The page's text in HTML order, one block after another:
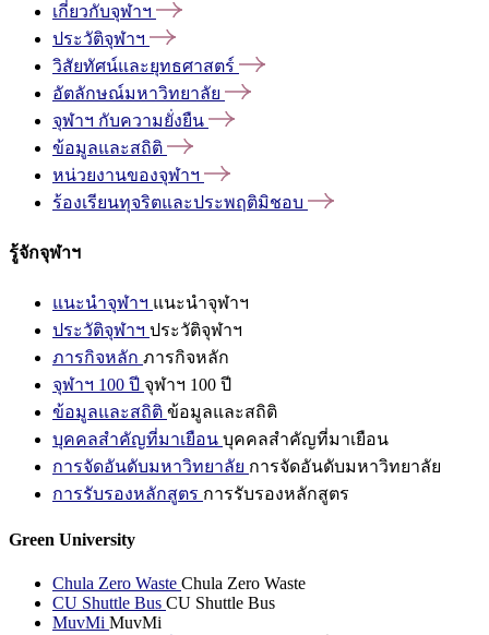
เกี่ยวกับจุฬาฯ
ประวัติจุฬาฯ
วิสัยทัศน์และยุทธศาสตร์
อัตลักษณ์มหาวิทยาลัย
จุฬาฯ กับความยั่งยืน
ข้อมูลและสถิติ
หน่วยงานของจุฬาฯ
ร้องเรียนทุจริตและประพฤติมิชอบ
รู้จักจุฬาฯ
แนะนำจุฬาฯ แนะนำจุฬาฯ
ประวัติจุฬาฯ ประวัติจุฬาฯ
ภารกิจหลัก ภารกิจหลัก
จุฬาฯ 100 ปี จุฬาฯ 100 ปี
ข้อมูลและสถิติ ข้อมูลและสถิติ
บุคคลสำคัญที่มาเยือน บุคคลสำคัญที่มาเยือน
การจัดอันดับมหาวิทยาลัย การจัดอันดับมหาวิทยาลัย
การรับรองหลักสูตร การรับรองหลักสูตร
Green University
Chula Zero Waste Chula Zero Waste
CU Shuttle Bus CU Shuttle Bus
MuvMi MuvMi